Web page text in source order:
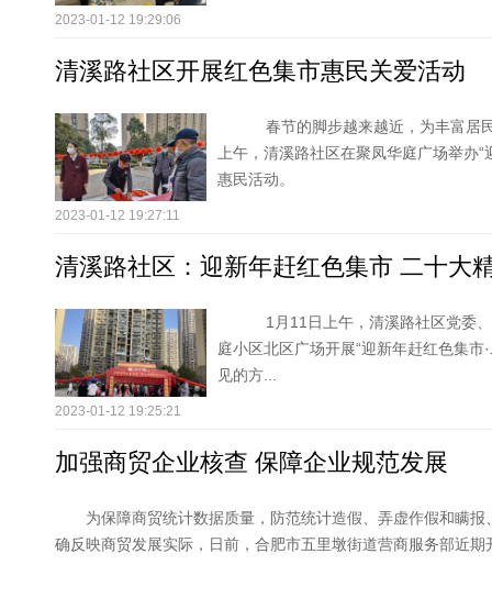
2023-01-12 19:29:06
清溪路社区开展红色集市惠民关爱活动
春节的脚步越来越近，为丰富居
上午，清溪路社区在聚凤华庭广场举办
惠民活动。
2023-01-12 19:27:11
清溪路社区：迎新年赶红色集市 二十大
1月11日上午，清溪路社区党委
庭小区北区广场开展“迎新年赶红色集
见的方...
2023-01-12 19:25:21
加强商贸企业核查 保障企业规范发展
为保障商贸统计数据质量，防范统计造假、弄虚作假和瞒
确反映商贸发展实际，日前，合肥市五里墩街道营商服务部近